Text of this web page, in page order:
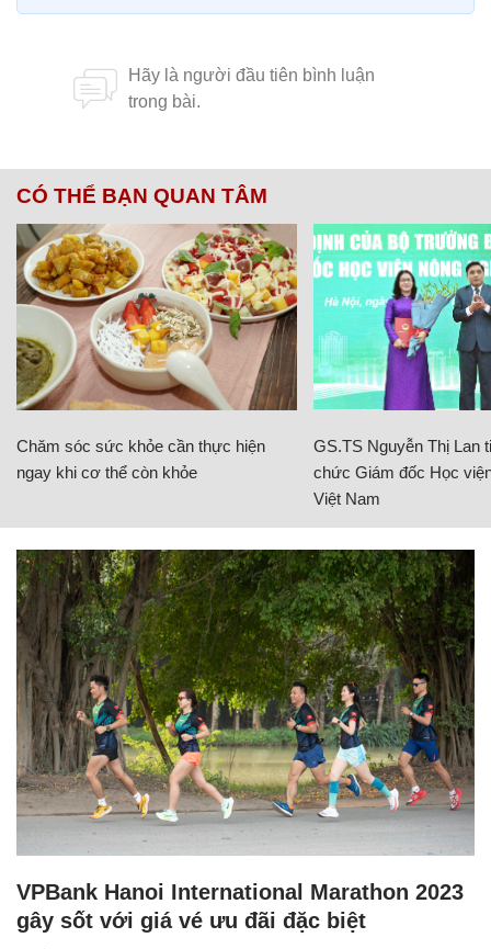
CÓ THỂ BẠN QUAN TÂM
Chăm sóc sức khỏe cần thực hiện
ngay khi cơ thể còn khỏe
GS.TS Nguyễn Thị Lan
chức Giám đốc Học
Việt Nam
VPBank Hanoi International Marathon 2023
gây sốt với giá vé ưu đãi đặc biệt